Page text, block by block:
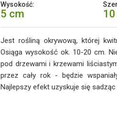
Wysokość:
5 cm
Jest rośliną okrywową, której
Osiąga wysokość ok. 10-20 cm.
pod drzewami i krzewami
przez cały rok - będzie
Najlepszy efekt uzyskuje się